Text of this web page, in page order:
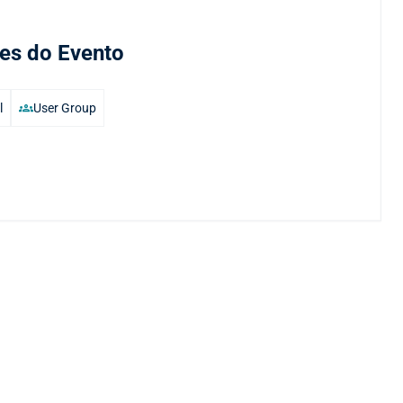
do Evento
groupsUser Group